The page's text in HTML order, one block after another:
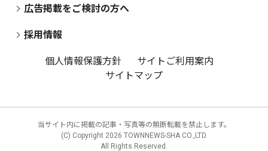
広告掲載をご検討の方へ
採用情報
個人情報保護方針
サイトご利用案内
サイトマップ
当サイト内に掲載の記事・写真等の無断転載を禁止します。
(C) Copyright 2026 TOWNNEWS-SHA CO.,LTD.
All Rights Reserved.